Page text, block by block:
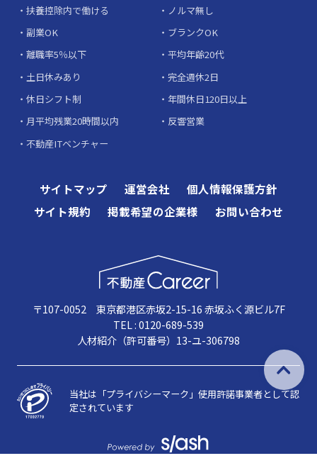
扶養控除内で働ける
ノルマ無し
副業OK
ブランクOK
離職率5％以下
平均年齢20代
土日休みあり
完全週休2日
休日シフト制
年間休日120日以上
月平均残業20時間以内
反響営業
不動産ITベンチャー
サイトマップ 運営会社
個人情報保護方針
サイト規約
掲載希望の企業様 お問い合わせ
〒107-0052 東京都港区赤坂2-15-16 赤坂ふく源ビル7F
TEL : 0120-689-539
人材紹介（許可番号）13-ユ-306798
当社は「プライバシーマーク」使用許諾事業者として認
定されています